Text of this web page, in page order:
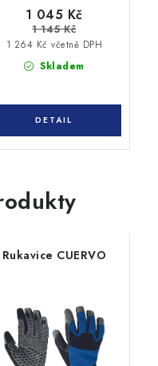
Skladem
1 264 Kč včetně DPH
1 045 Kč
1 145 Kč
Rukavice CUERVO